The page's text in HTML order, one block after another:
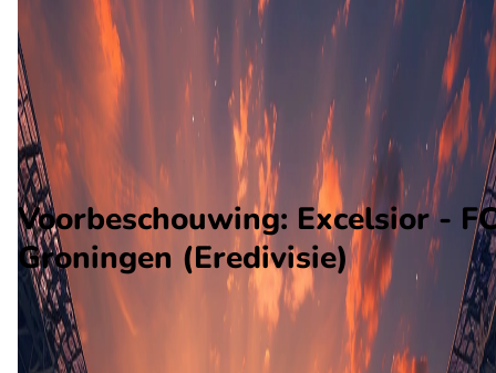
FC Groningen
Alle wedstrijden
Excelsior - FC Groningen
Opstellingen
Voorspelling
Voorbeschouwing
Voorbeschouwing: Excelsior -
Groningen (Eredivisie)
Op oktober 11 2026 gaat Excelsior de strijd aan met FC
Groningen. De wedstrijd wordt afgetrapt om 14:45 en wordt